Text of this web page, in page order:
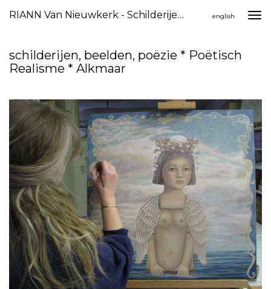
RIANN Van Nieuwkerk - Schilderijen, Beelden, Poëzie * Poëtisch Realisme * Alkmaar english
schilderijen, beelden, poëzie * Poëtisch
Realisme * Alkmaar